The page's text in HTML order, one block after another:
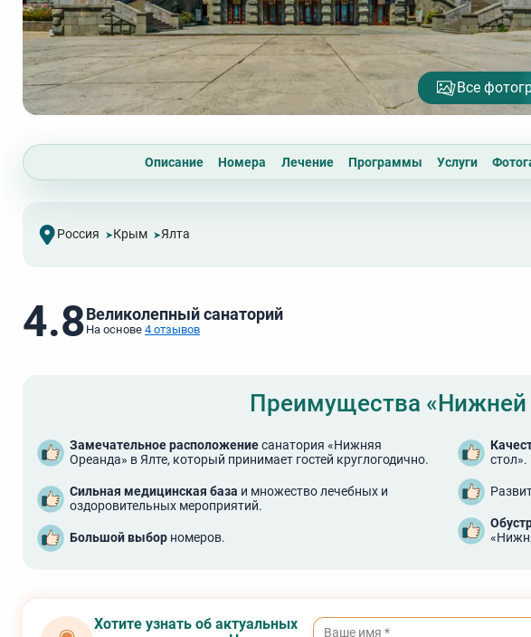
Все
Описание Номера Лечение Программы Услуги
Россия Крым Ялта
4.8 Великолепный санаторий
На основе 4 отзывов
Преимущества
Замечательное расположениесанатория «Нижняя
Ореанда» в Ялте, который принимает гостей круглогодично.
Сильная медицинская база и множество лечебных и
оздоровительных мероприятий.
Большой выбор номеров.
стол».
Хотите узнать об актуальных